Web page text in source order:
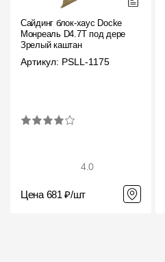
Сайдинг блок-хаус Docke
Монреаль D4.7T под дерево
Зрелый каштан
Артикул: PSLL-1175
4.0
Цена 681 ₽/шт